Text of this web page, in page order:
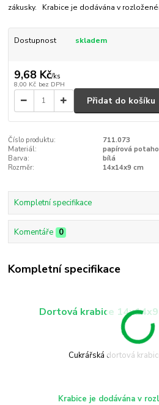
zákusky. Krabice je dodávána v
Dostupnost skladem
9,68 Kč/ks
8,00 Kč bez DPH
Přidat do košíku
Číslo produktu:
711.073
Materiál:
papírová
Barva:
bílá
Rozměr:
14x14x9 cm
Kompletní specifikace
Komentáře 0
Kompletní specifikace
Dortová krabice
Cukrářská dortová
Krabice je dodávána v